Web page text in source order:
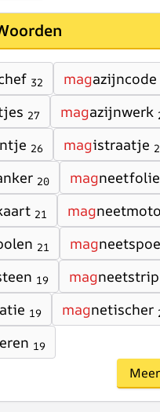
32 magazijncode
27 magazijnwerk
26 magistraatje
20 magneetfolie
21 mag
21 mag
19 magneetstrip
19 magnetischer
19